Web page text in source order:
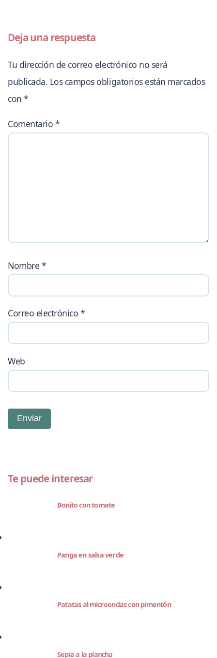
Deja una respuesta
Tu dirección de correo electrónico no será
publicada. Los campos obligatorios están marcados
con*
Comentario *
Nombre *
Correo electrónico *
Web
Te puede interesar
Bonito con tomate
Panga en salsa verde
Patatas al microondas con pimentón
Sepia a la plancha